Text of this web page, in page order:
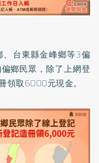
台東縣金峰鄉等3偏
鄉民眾，除了上網登
領取6000元現金。